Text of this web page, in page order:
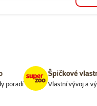
poradí
Špičkové
Vlastní vývoj a